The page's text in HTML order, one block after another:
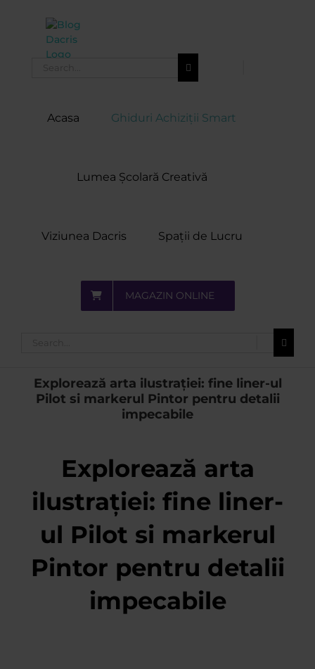
Acasa Ghiduri Achiziții Smart
Lumea Școlară Creativă
Viziunea Dacris Spații de Lucru
MAGAZIN ONLINE
Explorează arta ilustrației: fine liner-ul
Pilot si markerul Pintor pentru detalii
impecabile
Explorează arta
ilustrației: fine liner-
ul Pilot si markerul
Pintor pentru detalii
impecabile